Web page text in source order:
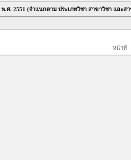
ศ. 2551 (จำแนกตาม ประเภทวิชา สาขาวิชา และ
หน้าที่